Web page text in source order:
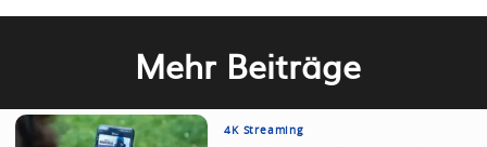
Mehr Beiträge
4K Streaming